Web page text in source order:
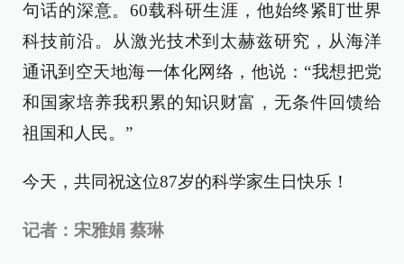
句话的深意。60载科研生涯，他始终紧盯世界
科技前沿。从激光技术到太赫兹研究，从海洋
通讯到空天地海一体化网络，他说：“我想把党
和国家培养我积累的知识财富，无条件回馈给
祖国和人民。”
今天，共同祝这位87岁的科学家生日快乐！
记者：宋雅娟 蔡琳